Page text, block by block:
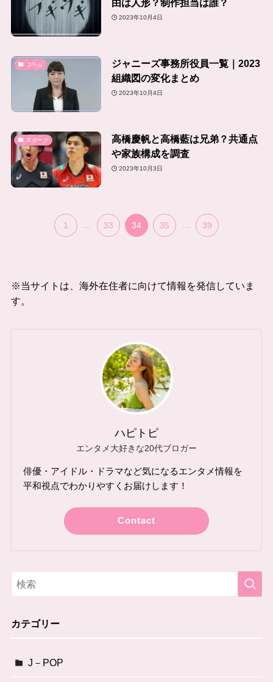
由は人形？制作担当は誰？
2023年10月4日
コラム
ジャニーズ事務所役員一覧｜2023
組織図の変化まとめ
2023年10月4日
スポーツ
高橋慶帆と高橋藍は兄弟？共通点
や家族構成を調査
2023年10月3日
1 33 34 35 39
※当サイトは、海外在住者に向けて情報を発信していま
す。
ハピトピ
エンタメ大好きな20代ブロガー
俳優・アイドル・ドラマなど気になるエンタメ情報を
平和視点でわかりやすくお届けします！
Contact
カテゴリー
J－POP